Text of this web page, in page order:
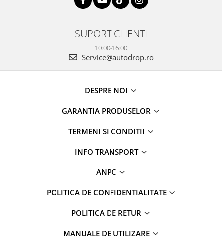
SUPORT CLIENTI
10:00-16:00
Service@autodrop.ro
DESPRE NOI
GARANTIA PRODUSELOR
TERMENI SI CONDITII
INFO TRANSPORT
ANPC
POLITICA DE CONFIDENTIALITATE
POLITICA DE RETUR
MANUALE DE UTILIZARE